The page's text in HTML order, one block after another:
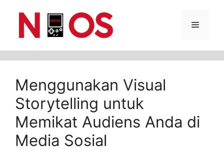
Menu
Menggunakan Visual
Storytelling untuk
Memikat Audiens Anda di
Media Sosial